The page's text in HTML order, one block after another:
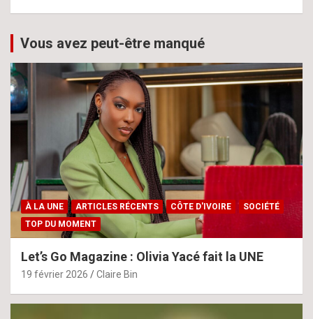
Vous avez peut-être manqué
À LA UNE ARTICLES RÉCENTS CÔTE D'IVOIRE
SOCIÉTÉ
TOP DU MOMENT
Let’s Go Magazine : Olivia Yacé fait la UNE
19 février 2026 Claire Bin